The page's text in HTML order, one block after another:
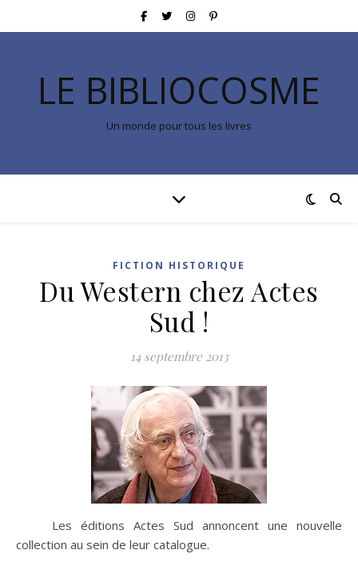
LE BIBLIOCOSME
Un monde pour tous les livres
FICTION HISTORIQUE
Du Western chez Actes
Sud !
14 septembre 2013
Les éditions Actes Sud annoncent une nouvelle
collection au sein de leur catalogue.